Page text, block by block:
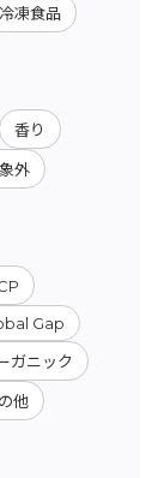
冷凍食品
香り
外
Gap
ガニック
他